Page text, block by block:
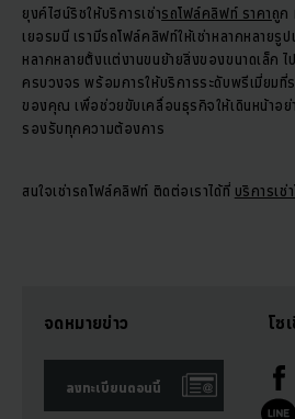
ยุงค์ไฮน์ริชให้บริการเช่ารถโฟล์คลิฟท์ ราคาถูก
เยอรมนี เรามีรถโฟล์คลิฟท์ให้เช่าหลากหลายรู
หลากหลายตั้งแต่งานขนย้ายสิ่งของขนาดเล็ก
ครบวงจร พร้อมการให้บริการระดับพรีเมี่ยมที่
ของคุณ เพื่อช่วยขับเคลื่อนธุรกิจให้เดินหน้าอ
รองรับทุกความต้องการ
สนใจเช่ารถโฟล์คลิฟท์ ติดต่อเราได้ที่ บริการเ
จดหมายข่าว
ลงทะเบียนตอนนี้
โซ